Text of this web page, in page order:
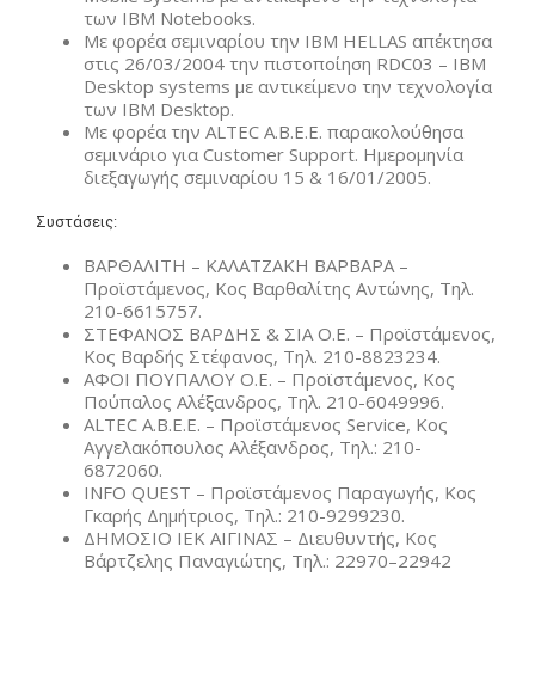
των IBM Notebooks.
Με φορέα σεμιναρίου την IBM HELLAS απέκτησα
στις 26/03/2004 την πιστοποίηση RDC03 – IBM
Desktop systems με αντικείμενο την τεχνολογία
των IBM Desktop.
Με φορέα την ALTEC A.B.E.E. παρακολούθησα
σεμινάριο για Customer Support. Ημερομηνία
διεξαγωγής σεμιναρίου 15 & 16/01/2005.
Συστάσεις:
ΒΑΡΘΑΛΙΤΗ – ΚΑΛΑΤΖΑΚΗ ΒΑΡΒΑΡΑ –
Προϊστάμενος, Κος Βαρθαλίτης Αντώνης, Τηλ.
210-6615757.
ΣΤΕΦΑΝΟΣ ΒΑΡΔΗΣ & ΣΙΑ Ο.Ε. – Προϊστάμενος,
Κος Βαρδής Στέφανος, Τηλ. 210-8823234.
ΑΦΟΙ ΠΟΥΠΑΛΟΥ Ο.Ε. – Προϊστάμενος, Κος
Πούπαλος Αλέξανδρος, Τηλ. 210-6049996.
ALTEC A.B.E.E. – Προϊστάμενος Service, Κος
Αγγελακόπουλος Αλέξανδρος, Τηλ.: 210-
6872060.
INFO QUEST – Προϊστάμενος Παραγωγής, Κος
Γκαρής Δημήτριος, Τηλ.: 210-9299230.
ΔΗΜΟΣΙΟ ΙΕΚ ΑΙΓΙΝΑΣ – Διευθυντής, Κος
Βάρτζελης Παναγιώτης, Τηλ.: 22970–22942